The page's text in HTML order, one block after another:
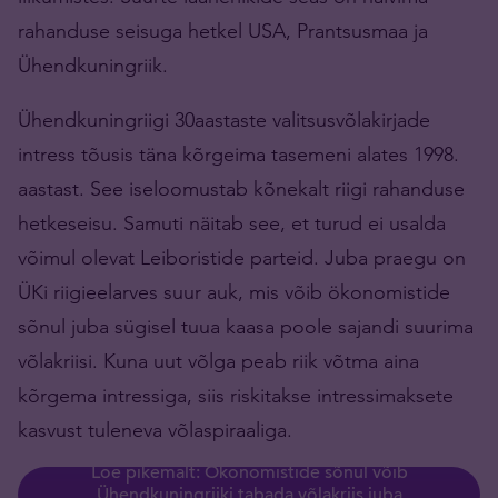
rahanduse seisuga hetkel USA, Prantsusmaa ja
Ühendkuningriik.
Ühendkuningriigi 30aastaste valitsusvõlakirjade
intress tõusis täna kõrgeima tasemeni alates 1998.
aastast. See iseloomustab kõnekalt riigi rahanduse
hetkeseisu. Samuti näitab see, et turud ei usalda
võimul olevat Leiboristide parteid. Juba praegu on
ÜKi riigieelarves suur auk, mis võib ökonomistide
sõnul juba sügisel tuua kaasa poole sajandi suurima
võlakriisi. Kuna uut võlga peab riik võtma aina
kõrgema intressiga, siis riskitakse intressimaksete
kasvust tuleneva võlaspiraaliga.
Loe pikemalt: Ökonomistide sõnul võib